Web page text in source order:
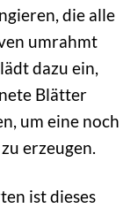
die alle
umrahmt
dazu ein,
Blätter
um eine noch
erzeugen.
ist dieses